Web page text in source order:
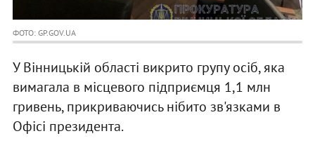
ФОТО: GP.GOV.UA
У Вінницькій області викрито групу осіб, яка
вимагала в місцевого підприємця 1,1 млн
гривень, прикриваючись нібито зв'язками в
Офісі президента.